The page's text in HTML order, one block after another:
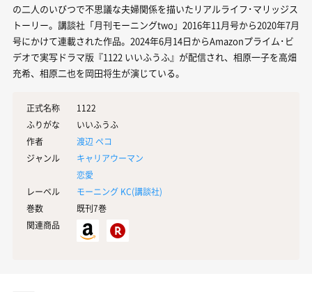
の二人のいびつで不思議な夫婦関係を描いたリアルライフ･マリッジス
トーリー。講談社「月刊モーニングtwo」2016年11月号から2020年7月
号にかけて連載された作品。2024年6月14日からAmazonプライム･ビ
デオで実写ドラマ版『1122 いいふうふ』が配信され、相原一子を高畑
充希、相原二也を岡田将生が演じている。
正式名称
1122
ふりがな
いいふうふ
作者
渡辺 ペコ
ジャンル
キャリアウーマン
恋愛
レーベル
モーニング KC(講談社)
巻数
既刊7巻
関連商品